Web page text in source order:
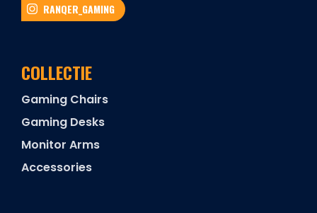
RANQER_GAMING
COLLECTIE
Gaming Chairs
Gaming Desks
Monitor Arms
Accessories